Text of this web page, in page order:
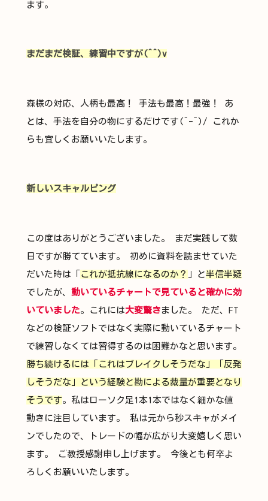
ます。
まだまだ検証、練習中ですが(^^)v
森様の対応、人柄も最高！ 手法も最高！最強！ あ
とは、手法を自分の物にするだけです(^-^)/ これか
らも宜しくお願いいたします。
新しいスキャルピング
この度はありがとうございました。 まだ実践して数
日ですが勝てています。 初めに資料を読ませていた
だいた時は「
これが抵抗線になるのか？ 」と半信半疑
でしたが、 動いているチャートで見ていると確かに効
いていました。これには大変驚きました。 ただ、FT
などの検証ソフトではなく実際に動いているチャート
で練習しなくては習得するのは困難かなと思います。
勝ち続けるには「これはブレイクしそうだな」「反発
しそうだな」という経験と勘による裁量が重要となり
そうです。私はローソク足1本1本ではなく細かな値
動きに注目しています。 私は元から秒スキャがメイ
ンでしたので、トレードの幅が広がり大変嬉しく思い
ます。 ご教授感謝申し上げます。 今後とも何卒よ
ろしくお願いいたします。